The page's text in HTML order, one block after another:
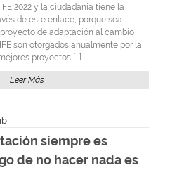
2022 y la ciudadanía tiene la
de este enlace, porque sea
de adaptación al cambio
son otorgados anualmente por la
proyectos [...]
Leer Más
siempre es
de no hacer nada es